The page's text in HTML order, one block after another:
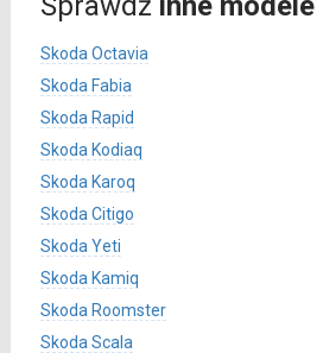
Skoda Octavia
Skoda Fabia
Skoda Rapid
Skoda Kodiaq
Skoda Karoq
Skoda Citigo
Skoda Yeti
Skoda Kamiq
Skoda Roomster
Skoda Scala